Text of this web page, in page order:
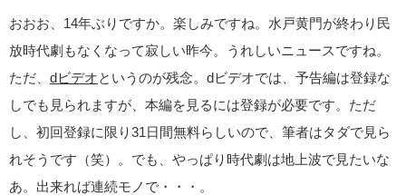
おおお、14年ぶりですか。楽しみですね。水戸黄門が終わり民
放時代劇もなくなって寂しい昨今。うれしいニュースですね。
ただ、 dビデオというのが残念。dビデオでは、予告編は登録な
しでも見られますが、本編を見るには登録が必要です。ただ
し、初回登録に限り31日間無料らしいので、筆者はタダで見ら
れそうです（笑）。でも、やっぱり時代劇は地上波で見たいな
あ。出来れば連続モノで・・・。